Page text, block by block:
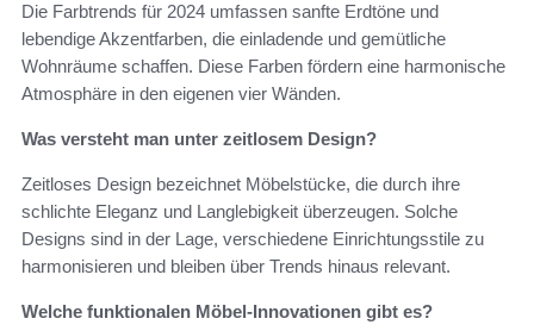
Die Farbtrends für 2024 umfassen sanfte Erdtöne und
lebendige Akzentfarben, die einladende und gemütliche
Wohnräume schaffen. Diese Farben fördern eine harmonische
Atmosphäre in den eigenen vier Wänden.
Was versteht man unter zeitlosem Design?
Zeitloses Design bezeichnet Möbelstücke, die durch ihre
schlichte Eleganz und Langlebigkeit überzeugen. Solche
Designs sind in der Lage, verschiedene Einrichtungsstile zu
harmonisieren und bleiben über Trends hinaus relevant.
Welche funktionalen Möbel-Innovationen gibt es?